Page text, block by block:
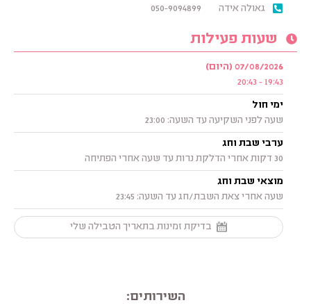
גאולה אידה
050-9094899
שעות פעילות
07/08/2026 (היום)
19:43 - 20:43
ימי חול
שעה לפני השקיעה עד השעה: 23:00
ערבי שבת וחג
30 דקות אחרי הדלקת נרות עד שעה אחרי הפתיחה
מוצאי שבת וחג
שעה אחרי צאת השבת/חג עד השעה: 23:45
בדיקת זמינות בתאריך הטבילה שלי
השירותים: